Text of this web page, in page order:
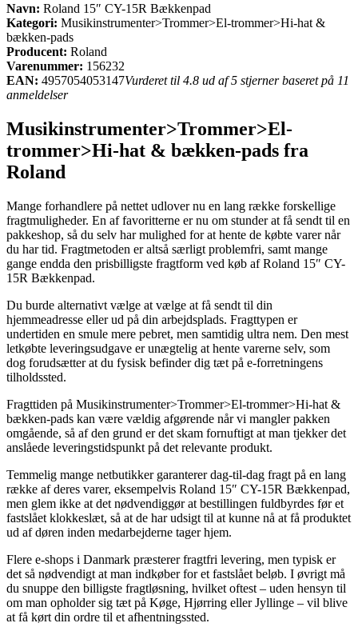
Navn: Roland 15″ CY-15R Bækkenpad
Kategori: Musikinstrumenter>Trommer>El-trommer>Hi-hat &
bækken-pads
Producent: Roland
Varenummer: 156232
EAN: 4957054053147Vurderet til 4.8 ud af 5 stjerner baseret på 11
anmeldelser
Musikinstrumenter>Trommer>El-
trommer>Hi-hat & bækken-pads fra
Roland
Mange forhandlere på nettet udlover nu en lang række forskellige
fragtmuligheder. En af favoritterne er nu om stunder at få sendt til en
pakkeshop, så du selv har mulighed for at hente de købte varer når
du har tid. Fragtmetoden er altså særligt problemfri, samt mange
gange endda den prisbilligste fragtform ved køb af Roland 15″ CY-
15R Bækkenpad.
Du burde alternativt vælge at vælge at få sendt til din
hjemmeadresse eller ud på din arbejdsplads. Fragttypen er
undertiden en smule mere pebret, men samtidig ultra nem. Den mest
letkøbte leveringsudgave er unægtelig at hente varerne selv, som
dog forudsætter at du fysisk befinder dig tæt på e-forretningens
tilholdssted.
Fragttiden på Musikinstrumenter>Trommer>El-trommer>Hi-hat &
bækken-pads kan være vældig afgørende når vi mangler pakken
omgående, så af den grund er det skam fornuftigt at man tjekker det
anslåede leveringstidspunkt på det relevante produkt.
Temmelig mange netbutikker garanterer dag-til-dag fragt på en lang
række af deres varer, eksempelvis Roland 15″ CY-15R Bækkenpad,
men glem ikke at det nødvendiggør at bestillingen fuldbyrdes før et
fastslået klokkeslæt, så at de har udsigt til at kunne nå at få produktet
ud af døren inden medarbejderne tager hjem.
Flere e-shops i Danmark præsterer fragtfri levering, men typisk er
det så nødvendigt at man indkøber for et fastslået beløb. I øvrigt må
du snuppe den billigste fragtløsning, hvilket oftest – uden hensyn til
om man opholder sig tæt på Køge, Hjørring eller Jyllinge – vil blive
at få kørt din ordre til et afhentningssted.